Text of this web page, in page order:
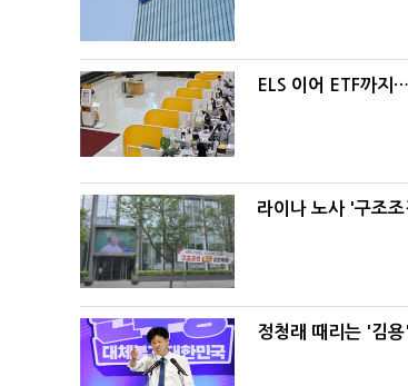
ELS 이어 ETF까지
라이나 노사 '구조
정청래 때리는 '김